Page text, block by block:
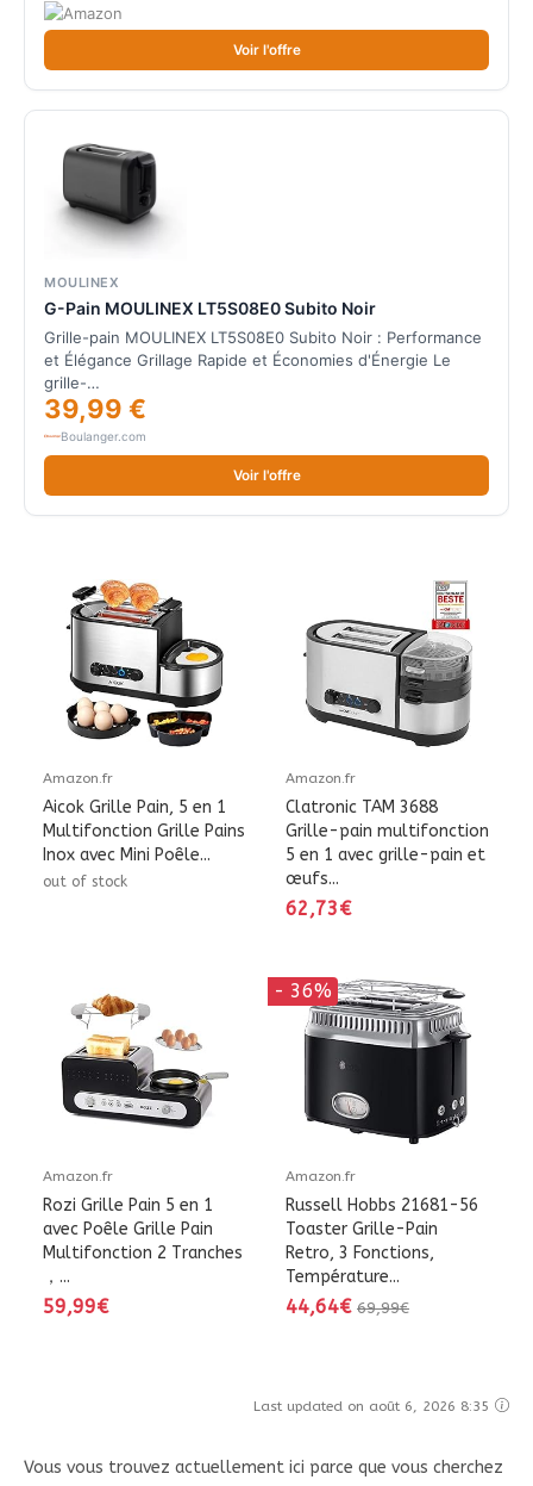
Voir l'offre
MOULINEX
G-Pain MOULINEX LT5S08E0 Subito Noir
Grille-pain MOULINEX LT5S08E0 Subito Noir : Performance
et Élégance Grillage Rapide et Économies d'Énergie Le
grille-…
39,99 €
Boulanger.com
Voir l'offre
Amazon.fr
Aicok Grille Pain, 5 en 1
Multifonction Grille Pains
Inox avec Mini Poêle...
out of stock
Amazon.fr
Clatronic TAM 3688
Grille-pain multifonction
5 en 1 avec grille-pain et
œufs...
62,73€
Amazon.fr
Rozi Grille Pain 5 en 1
avec Poêle Grille Pain
Multifonction 2 Tranches
，...
59,99€
- 36%
Amazon.fr
Russell Hobbs 21681-56
Toaster Grille-Pain
Retro, 3 Fonctions,
Température...
44,64€ 69,99€
Last updated on août 6, 2026 8:35
Vous vous trouvez actuellement ici parce que vous cherchez